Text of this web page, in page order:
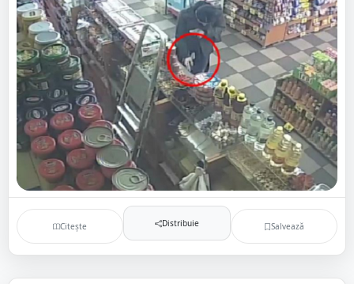
Citește Distribuie Salvează